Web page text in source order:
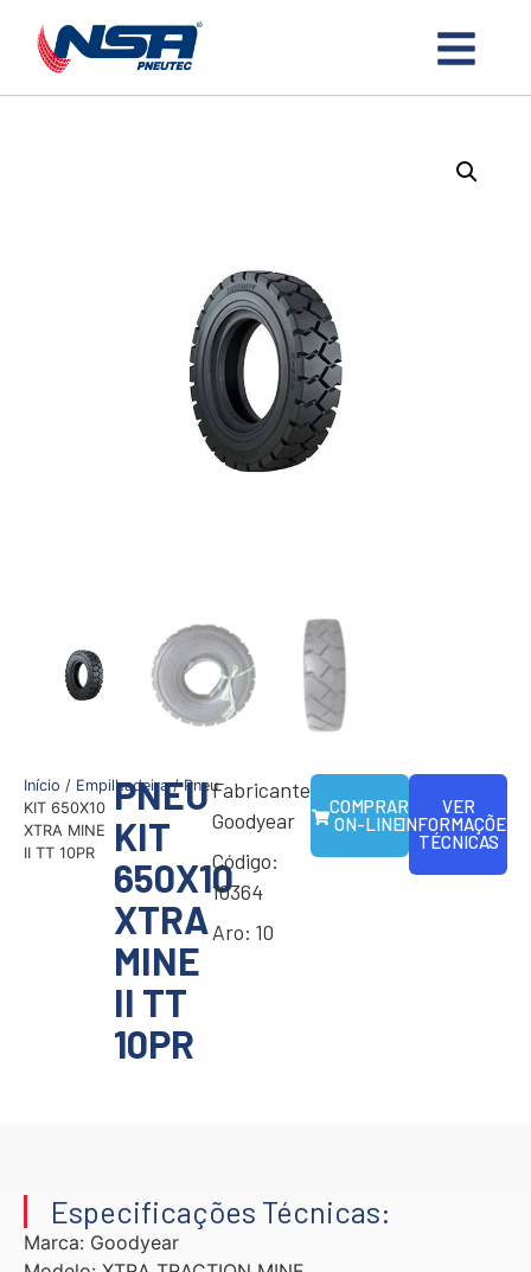
Início / Empilhadeira/ Pneu
KIT 650X10
XTRA MINE
II TT 10PR
PNEU
KIT
650X10
XTRA
MINE
II TT
10PR
Fabricante:
Goodyear
Código:
10364
Aro: 10
COMPRAR
ON-LINE
VER
INFORMAÇÕES
TÉCNICAS
Especificações Técnicas:
Marca: Goodyear